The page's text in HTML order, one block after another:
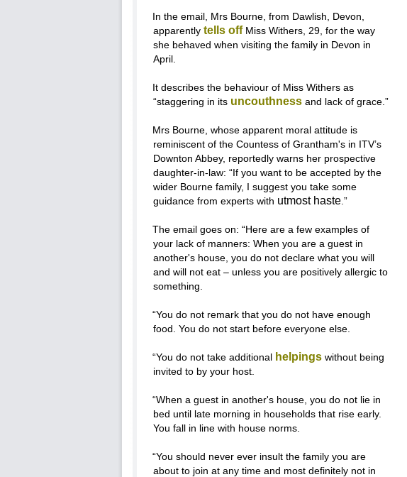
In the email, Mrs Bourne, from Dawlish, Devon,
apparently tells offMiss Withers, 29, for the way
she behaved when visiting the family in Devon in
April.
It describes the behaviour of Miss Withers as
“staggering in its uncouthness and lack of grace.”
Mrs Bourne, whose apparent moral attitude is
reminiscent of the Countess of Grantham's in ITV’s
Downton Abbey, reportedly warns her prospective
daughter-in-law: “If you want to be accepted by the
wider Bourne family, I suggest you take some
guidance from experts with utmost haste .”
The email goes on: “Here are a few examples of
your lack of manners: When you are a guest in
another's house, you do not declare what you will
and will not eat – unless you are positively allergic to
something.
“You do not remark that you do not have enough
food. You do not start before everyone else.
“You do not take additional helpingswithout being
invited to by your host.
“When a guest in another's house, you do not lie in
bed until late morning in households that rise early.
You fall in line with house norms.
“You should never ever insult the family you are
about to join at any time and most definitely not in